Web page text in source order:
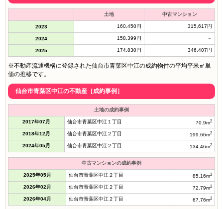
土地 中古マンション
2023 160,450円 315,617円
2024 158,399円 －
2025 174,830円 346,407円
※不動産流通機構に登録された仙台市青葉区中江の成約物件の平均平米㎡単
価の推移です。
仙台市青葉区中江の不動産［成約事例］
土地の成約事例
2017年07月 仙台市青葉区中江１丁目 70.9m2
2018年12月 仙台市青葉区中江２丁目 199.66m2
2024年05月 仙台市青葉区中江２丁目 134.46m2
中古マンションの成約事例
2025年05月 仙台市青葉区中江２丁目 85.16m2
2026年02月 仙台市青葉区中江２丁目 72.79m2
2026年04月 仙台市青葉区中江２丁目 67.76m2